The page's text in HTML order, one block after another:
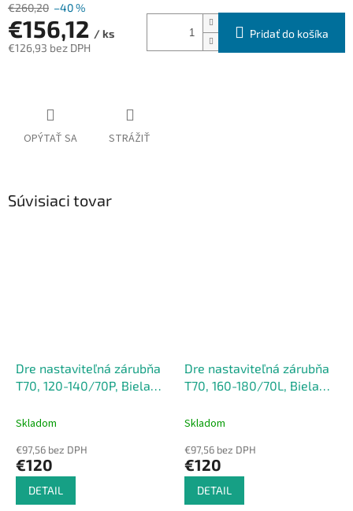
OPÝTAŤ SA STRÁŽIŤ
€260,20 –40 %
€156,12 / ks
€126,93 bez DPH
Pridať do košíka
Súvisiaci tovar
Dre nastaviteľná zárubňa
T70, 120-140/70P, Biela
Skladom
€97,56 bez DPH
€120
DETAIL
Dre nastaviteľná zárubňa
T70, 160-180/70L, Biela
Skladom
€97,56 bez DPH
€120
DETAIL